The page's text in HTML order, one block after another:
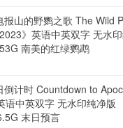
报山的野鹦之歌 The Wild
》英语中英双字 无水
南美的红绿鹦鹉
倒计时 Countdown to
语中英双字 无水印纯净版
末日预言